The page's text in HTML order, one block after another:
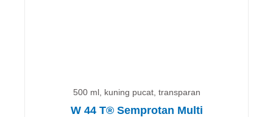
500 ml, kuning pucat, transparan
W 44 T® Semprotan Multi